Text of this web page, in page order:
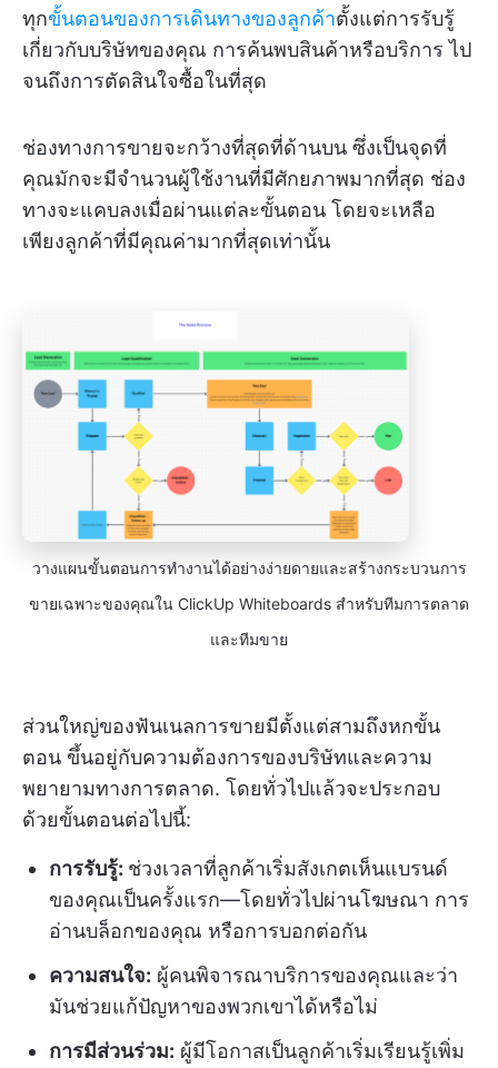
ทุกขั้นตอนของการเดินทางของลูกค้าตั้งแต่การรับรู้
เกี่ยวกับบริษัทของคุณ การค้นพบสินค้าหรือบริการ ไป
จนถึงการตัดสินใจซื้อในที่สุด
ช่องทางการขายจะกว้างที่สุดที่ด้านบน ซึ่งเป็นจุดที่
คุณมักจะมีจำนวนผู้ใช้งานที่มีศักยภาพมากที่สุด ช่อง
ทางจะแคบลงเมื่อผ่านแต่ละขั้นตอน โดยจะเหลือ
เพียงลูกค้าที่มีคุณค่ามากที่สุดเท่านั้น
วางแผนขั้นตอนการทำงานได้อย่างง่ายดายและสร้างกระบวนการ
ขายเฉพาะของคุณใน ClickUp Whiteboards สำหรับทีมการตลาด
และทีมขาย
ส่วนใหญ่ของฟันเนลการขายมีตั้งแต่สามถึงหกขั้น
ตอน ขึ้นอยู่กับความต้องการของบริษัทและความ
พยายามทางการตลาด. โดยทั่วไปแล้วจะประกอบ
ด้วยขั้นตอนต่อไปนี้:
การรับรู้: ช่วงเวลาที่ลูกค้าเริ่มสังเกตเห็นแบรนด์
ของคุณเป็นครั้งแรก—โดยทั่วไปผ่านโฆษณา การ
อ่านบล็อกของคุณ หรือการบอกต่อกัน
ความสนใจ: ผู้คนพิจารณาบริการของคุณและว่า
มันช่วยแก้ปัญหาของพวกเขาได้หรือไม่
การมีส่วนร่วม: ผู้มีโอกาสเป็นลูกค้าเริ่มเรียนรู้เพิ่ม